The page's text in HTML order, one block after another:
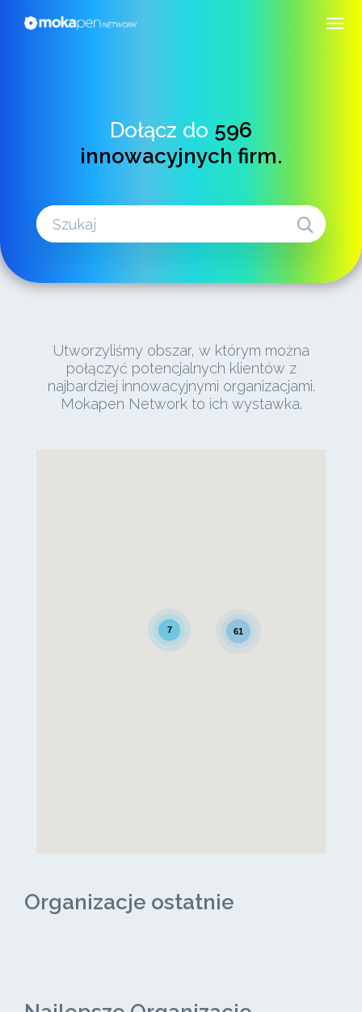
Dołącz do 596
innowacyjnych firm.
Utworzyliśmy obszar, w którym można
połączyć potencjalnych klientów z
najbardziej innowacyjnymi organizacjami.
Mokapen Network to ich wystawka.
61
7
Organizacje ostatnie